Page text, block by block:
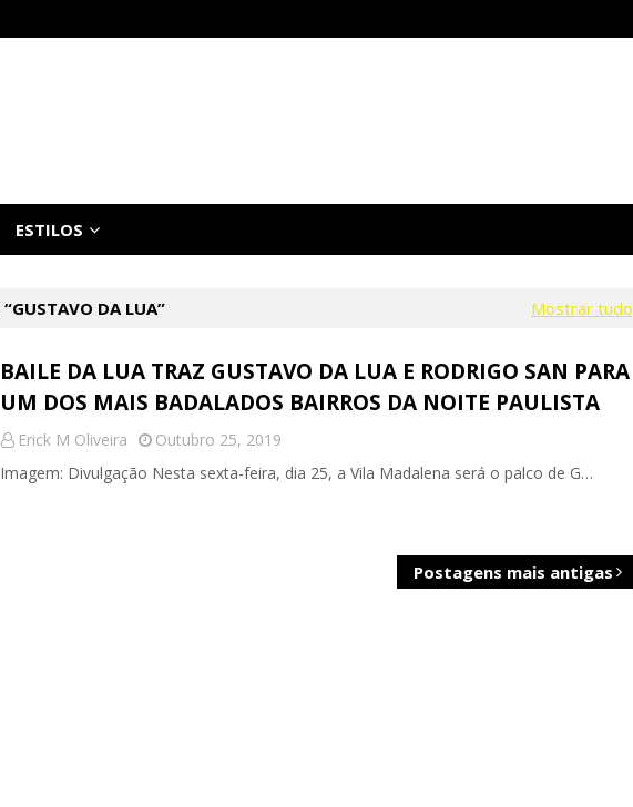
ESTILOS
GUSTAVO DA LUA Mostrar tudo
BAILE DA LUA TRAZ GUSTAVO DA LUA E RODRIGO SAN PARA
UM DOS MAIS BADALADOS BAIRROS DA NOITE PAULISTA
Erick M Oliveira
Outubro 25, 2019
Imagem: Divulgação Nesta sexta-feira, dia 25, a Vila Madalena será o palco de G…
Postagens mais antigas